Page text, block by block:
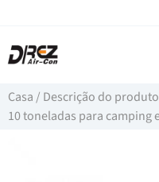
Casa / Descrição do produto
10 toneladas para camping